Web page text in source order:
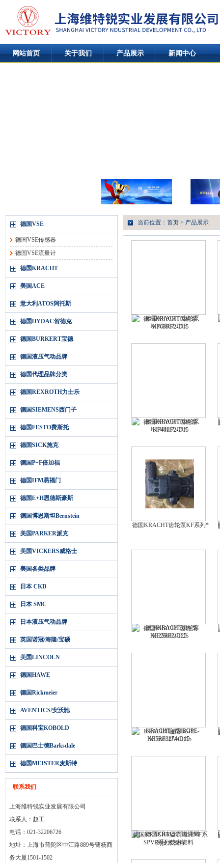
网站首页 关于我们 产品展示 新闻中心
德国VSE
德国VSE传感器
德国VSE流量计
德国KRACHT
美国ACE
意大利ATOS阿托斯
德国HYDAC贺德克
德国BURKERT宝德
德国液压气动品牌
德国代理品牌分类
德国REXROTH力士乐
德国SIEMENS西门子
德国FESTO费斯托
德国SICK施克
德国P+F倍加福
德国IFM易福门
德国E+H恩德斯豪斯
德国博恩斯坦Bernstein
美国PARKER派克
美国VICKERS威格士
美国各类品牌
日本 CKD
日本 SMC
日本液压气动品牌
英国诺冠/海隆/宝硕
美国LINCOLN
德国HAWE
德国Rickmeier
AVENTICS/安沃驰
德国科宝KOBOLD
德国巴士德Barksdale
德国MEISTER麦斯特
联系我们
上海维特锐实业发展有限公司
联系人：赵工
电话：021-32206726
地址：上海市普陀区中江路889号曹杨商
务大厦1501-1502
当前位置： 首页 > 产品展示
德国KRACHT齿轮泵
KF63RF2-D15
德国KRACHT齿轮泵
KF40LF2-D15
德国KRACHT齿轮泵KF系列*
德国KRACHT齿轮泵
KF25RF2-D25
KRACHT油泵BGPE-
KF5RF3274-D15
德国KRACHT溢流阀SPVF系
列技术资料